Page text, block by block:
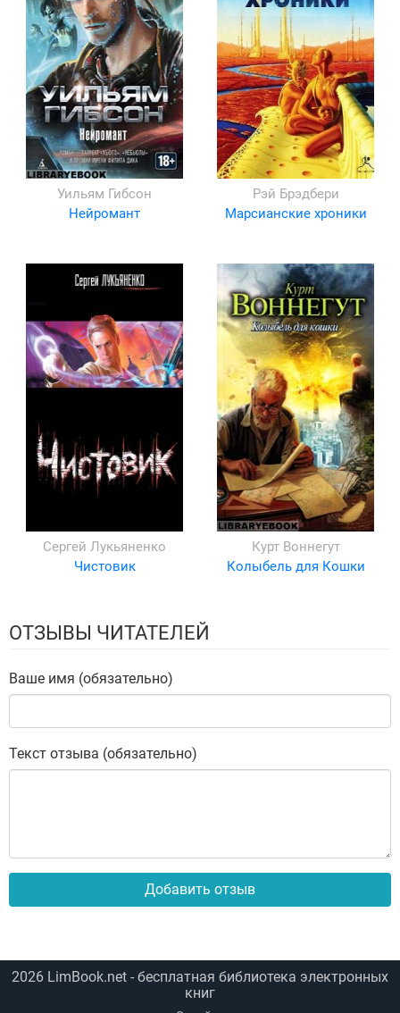
Уильям Гибсон
Нейромант
Рэй Брэдбери
Марсианские хроники
Сергей Лукьяненко
Чистовик
Курт Воннегут
Колыбель для Кошки
ОТЗЫВЫ ЧИТАТЕЛЕЙ
Ваше имя (обязательно)
Текст отзыва (обязательно)
Добавить отзыв
2026 LimBook.net - бесплатная библиотека электронных
книг